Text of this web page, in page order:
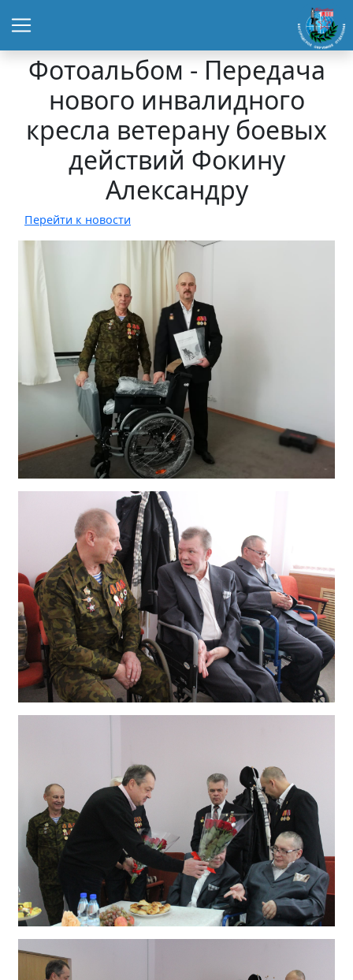
Фотоальбом - Передача
нового инвалидного
кресла ветерану боевых
действий Фокину
Александру
Перейти к новости